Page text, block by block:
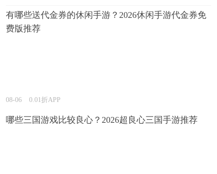
有哪些送代金券的休闲手游？2026休闲手游代金券免
费版推荐
08-06 0.01折APP
哪些三国游戏比较良心？2026超良心三国手游推荐